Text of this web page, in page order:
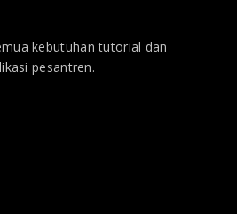
kebutuhan tutorial dan
pesantren.